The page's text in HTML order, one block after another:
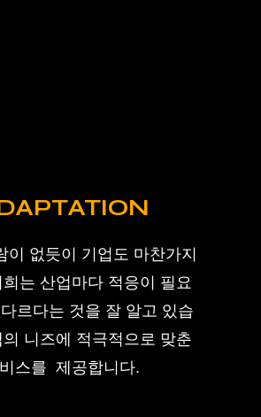
이 없듯이 기업도 마찬가지
는 산업마다 적응이 필요
르다는 것을 잘 알고 있습
의 니즈에 적극적으로 맞춘
스를 제공합니다.